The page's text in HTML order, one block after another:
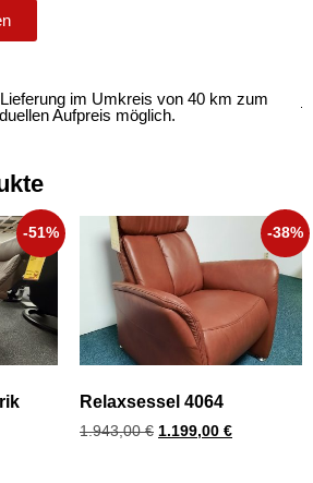
im Umkreis von 40 km zum
Aufpreis möglich.
-51% -38%
Relaxsessel 4064
1.943,00€ 1.199,00 €